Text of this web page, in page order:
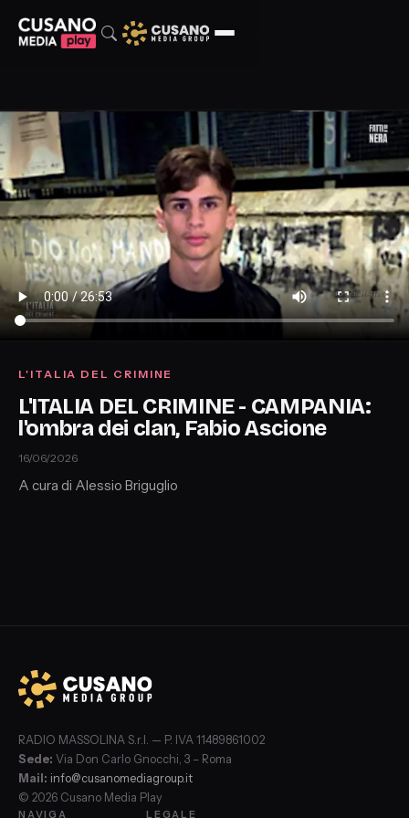
L'ITALIA DEL CRIMINE
L'ITALIA DEL CRIMINE - CAMPANIA:
l'ombra dei clan, Fabio Ascione
16/06/2026
A cura di Alessio Briguglio
RADIO MASSOLINA S.r.l. — P. IVA 11489861002
Sede: Via Don Carlo Gnocchi, 3 – Roma
Mail: info@cusanomediagroup.it
© 2026 Cusano Media Play
NAVIGA LEGALE